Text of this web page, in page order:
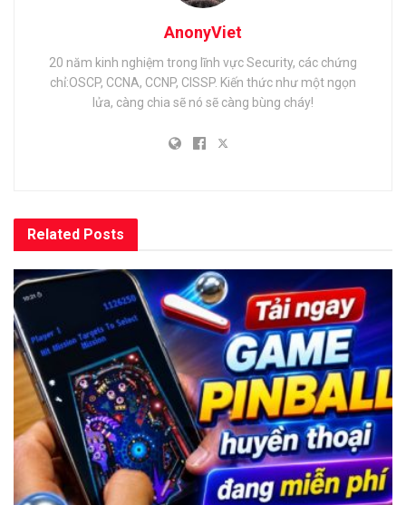
AnonyViet
20 năm kinh nghiệm trong lĩnh vực Security, các chứng
chỉ:OSCP, CCNA, CCNP, CISSP. Kiến thức như một ngọn
lửa, càng chia sẽ nó sẽ càng bùng cháy!
Related Posts